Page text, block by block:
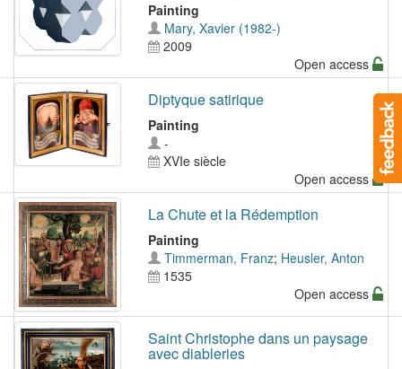
Painting
Mary, Xavier (1982-)
2009
Open access
Diptyque satirique
Painting
-
XVIe siècle
Open access
La Chute et la Rédemption
Painting
Timmerman, Franz; Heusler, Anton
1535
Open access
Saint Christophe dans un paysage
avec diableries